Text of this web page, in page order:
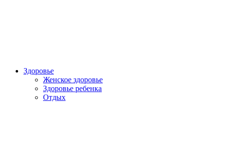
Здоровье
Женское здоровье
Здоровье ребенка
Отдых